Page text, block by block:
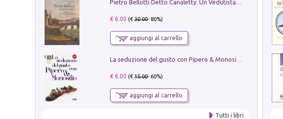
€ 6.00 (€30.00- 80%)
aggiungi al carrello
€ 6.00 (€15.00- 60%)
aggiungi al carrello
Tutti i libri